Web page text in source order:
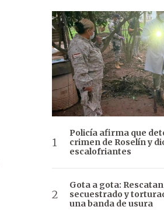
Policía afirma que
crimen de Roselín y
escalofriantes
Gota a gota:
secuestrado y
una banda de usura